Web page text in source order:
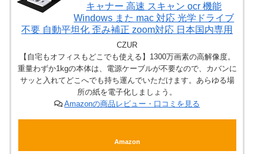
キャナー 高速 スキャン ocr 機能
Windows また mac 対応 光学ドライブ
不要 自動平坦化 歪み補正 zoom対応 日本国内専用
CZUR
【自宅もオフィスもどこでも使える】1300万画素の高解像度。
重量わずか1kgの本体は、電源ケーブルが不要なので、カバンに
サッと入れてどこへでも持ち運んでいただけます。あらゆる場
所の紙を電子化しましょう。
Amazonの商品レビュー・口コミを見る
Amazon